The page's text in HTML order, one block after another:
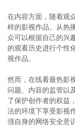
在内容方面，随着观
样的影视作品。从热
众可以根据自己的兴
的观看历史进行个性
视作品。
然而，在线看最热影
问题、内容的监管以
了保护创作者的权益
法的环境下享受影视
强自身的网络安全意